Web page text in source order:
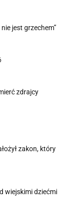
jest grzechem”
zdrajcy
zakon, który
wiejskimi dziećmi